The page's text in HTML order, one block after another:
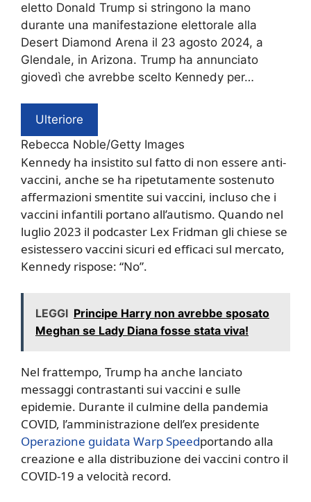
eletto Donald Trump si stringono la mano
durante una manifestazione elettorale alla
Desert Diamond Arena il 23 agosto 2024, a
Glendale, in Arizona. Trump ha annunciato
giovedì che avrebbe scelto Kennedy per…
Ulteriore
Rebecca Noble/Getty Images
Kennedy ha insistito sul fatto di non essere anti-
vaccini, anche se ha ripetutamente sostenuto
affermazioni smentite sui vaccini, incluso che i
vaccini infantili portano all’autismo. Quando nel
luglio 2023 il podcaster Lex Fridman gli chiese se
esistessero vaccini sicuri ed efficaci sul mercato,
Kennedy rispose: “No”.
LEGGI Principe Harry non avrebbe sposato
Meghan se Lady Diana fosse stata viva!
Nel frattempo, Trump ha anche lanciato
messaggi contrastanti sui vaccini e sulle
epidemie. Durante il culmine della pandemia
COVID, l’amministrazione dell’ex presidente
Operazione guidata Warp Speedportando alla
creazione e alla distribuzione dei vaccini contro il
COVID-19 a velocità record.